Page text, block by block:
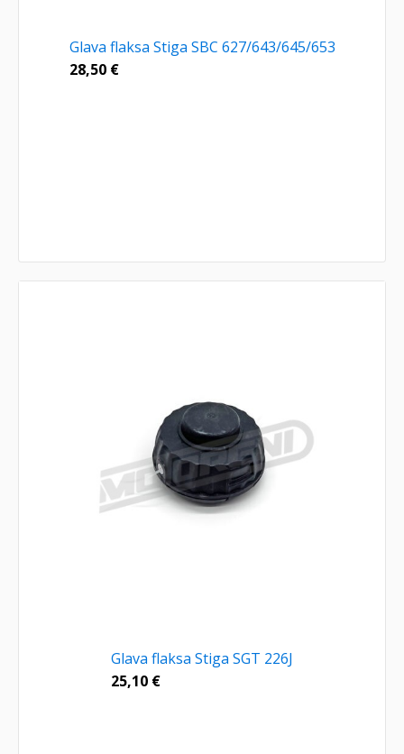
Glava flaksa Stiga SBC 627/643/645/653
28,50 €
Glava flaksa Stiga SGT 226J
25,10 €